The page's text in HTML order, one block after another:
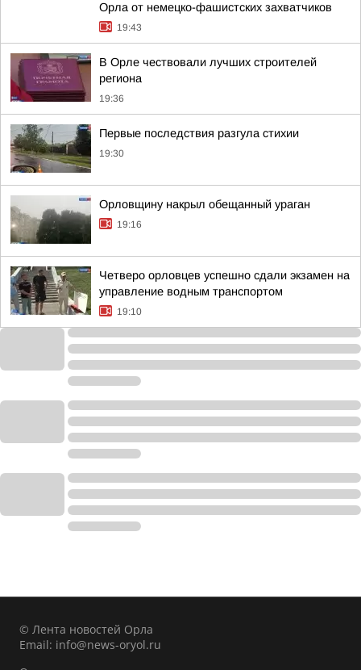
Орла от немецко-фашистских захватчиков
19:43
В Орле чествовали лучших строителей
региона
19:36
Первые последствия разгула стихии
19:30
Орловщину накрыл обещанный ураган
19:16
Четверо орловцев успешно сдали экзамен на
управление водным транспортом
19:10
© Лента новостей Орла
Email: info@news-oryol.ru